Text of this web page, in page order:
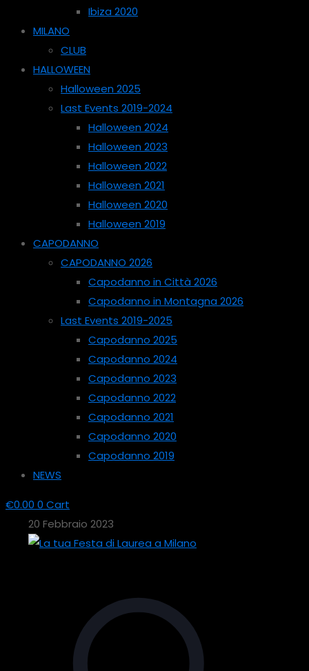
Ibiza 2020
MILANO
CLUB
HALLOWEEN
Halloween 2025
Last Events 2019-2024
Halloween 2024
Halloween 2023
Halloween 2022
Halloween 2021
Halloween 2020
Halloween 2019
CAPODANNO
CAPODANNO 2026
Capodanno in Città 2026
Capodanno in Montagna 2026
Last Events 2019-2025
Capodanno 2025
Capodanno 2024
Capodanno 2023
Capodanno 2022
Capodanno 2021
Capodanno 2020
Capodanno 2019
NEWS
€0.00 0 Cart
20 Febbraio 2023